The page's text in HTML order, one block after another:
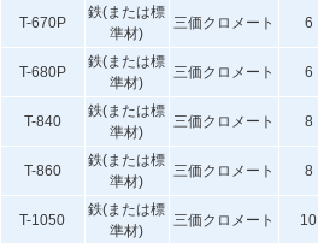
T-670P
鉄(または標
準材)
三価クロメート 6
T-680P
鉄(または標
準材)
三価クロメート 6
T-840
鉄(または標
準材)
三価クロメート 8
T-860
鉄(または標
準材)
三価クロメート 8
T-1050
鉄(または標
準材)
三価クロメート 10